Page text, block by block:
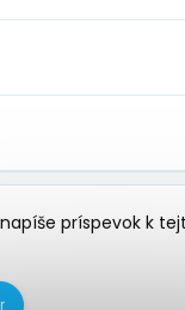
príspevok k